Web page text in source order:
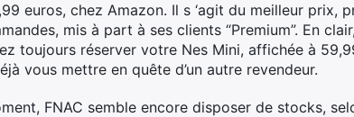
euros, chez Amazon. Il s ‘agit du meilleur prix,
mis à part à ses clients “Premium”. En
toujours réserver votre Nes Mini, affichée à
vous mettre en quête d’un autre revendeur.
FNAC semble encore disposer de stocks,